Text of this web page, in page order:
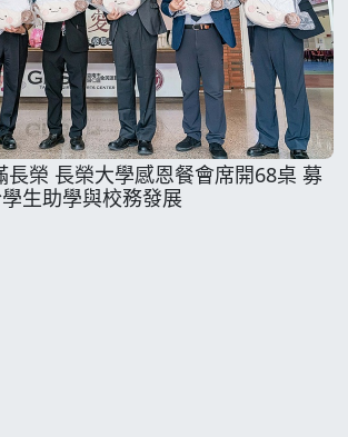
長榮 長榮大學感恩餐會席開68桌 募
生助學與校務發展